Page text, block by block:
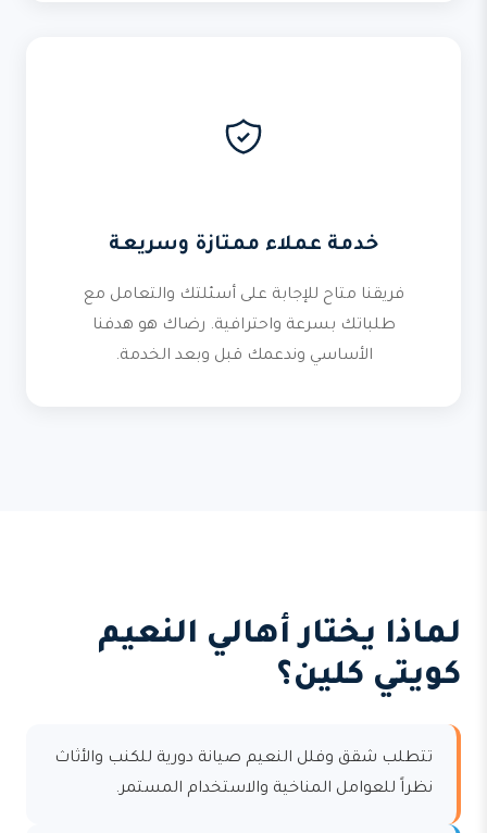
خدمة عملاء ممتازة وسريعة
فريقنا متاح للإجابة على أسئلتك والتعامل مع
طلباتك بسرعة واحترافية. رضاك هو هدفنا
الأساسي وندعمك قبل وبعد الخدمة.
لماذا يختار أهالي النعيم
كويتي كلين؟
تتطلب شقق وفلل النعيم صيانة دورية للكنب والأثاث
نظراً للعوامل المناخية والاستخدام المستمر.